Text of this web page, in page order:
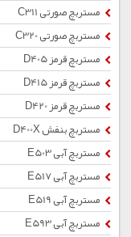
مستربچ صورتی C311
مستربچ صورتی C320
مستربچ قرمز D405
مستربچ قرمز D415
مستربچ قرمز D420
مستربچ بنفش D400X
مستربچ آبی E503
مستربچ آبی E517
مستربچ آبی E519
مستربچ آبی E593